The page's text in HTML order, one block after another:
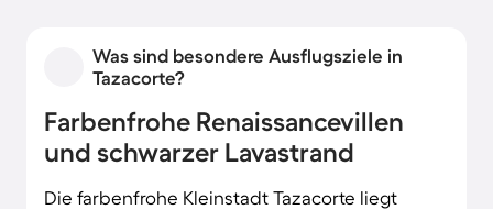
Was sind besondere Ausflugsziele in
Tazacorte?
Farbenfrohe Renaissancevillen
und schwarzer Lavastrand
Die farbenfrohe Kleinstadt Tazacorte liegt